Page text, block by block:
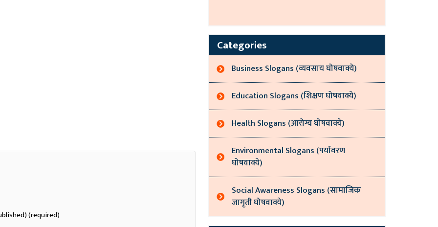
(required)
Categories
Business Slogans (व्यवसाय घोषवाक्ये)
Education Slogans (शिक्षण घोषवाक्ये)
Health Slogans (आरोग्य घोषवाक्ये)
Environmental Slogans (पर्यावरण
घोषवाक्ये)
Social Awareness Slogans (सामाजिक
जागृती घोषवाक्ये)